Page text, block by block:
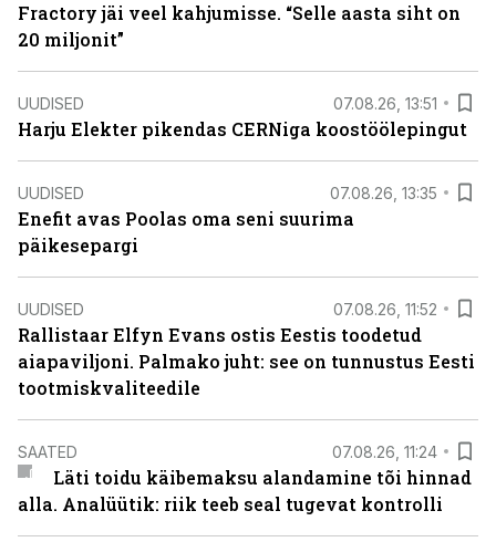
Fractory jäi veel kahjumisse. “Selle aasta siht on
20 miljonit”
UUDISED 07.08.26, 13:51
Harju Elekter pikendas CERNiga koostöölepingut
UUDISED 07.08.26, 13:35
Enefit avas Poolas oma seni suurima
päikesepargi
UUDISED 07.08.26, 11:52
Rallistaar Elfyn Evans ostis Eestis toodetud
aiapaviljoni. Palmako juht: see on tunnustus Eesti
tootmiskvaliteedile
SAATED 07.08.26, 11:24
Läti toidu käibemaksu alandamine tõi hinnad
alla. Analüütik: riik teeb seal tugevat kontrolli